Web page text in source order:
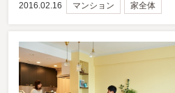
2016.02.16 マンション 家全体